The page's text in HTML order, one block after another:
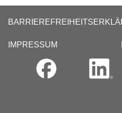
IMPRESSUM